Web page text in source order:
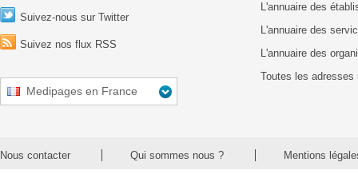
Suivez-nous sur Twitter
Suivez nos flux RSS
Medipages en France
L'annuaire des
L'annuaire des
L'annuaire des
Toutes les adresses
Nous contacter Qui sommes nous ? Mentions